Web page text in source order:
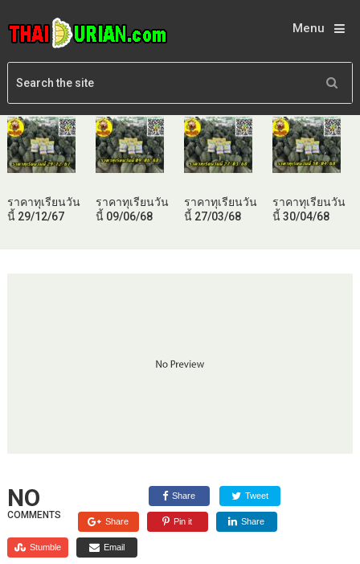
Menu
ราคาทุเรียนวัน
นี้ 29/12/67
ราคาทุเรียนวัน
นี้ 09/06/68
ราคาทุเรียนวัน
นี้ 27/03/68
ราคาทุเรียนวัน
นี้ 30/04/68
NO
COMMENTS
Share Tweet
Share Pin it Share
Stumble Email